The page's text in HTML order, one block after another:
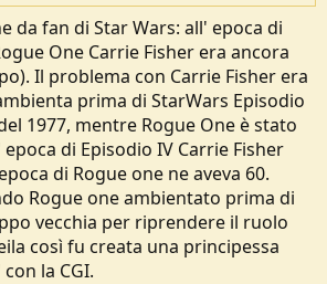
da fan di Star Wars: all' epoca di
One Carrie Fisher era ancora
Il problema con Carrie Fisher era
prima di StarWars Episodio
1977, mentre Rogue One è stato
di Episodio IV Carrie Fisher
di Rogue one ne aveva 60.
Rogue one ambientato prima di
vecchia per riprendere il ruolo
così fu creata una principessa
la CGI.